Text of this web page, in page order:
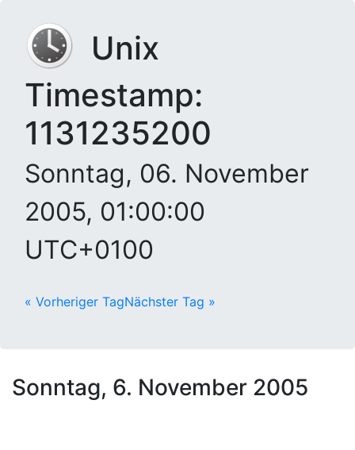
Unix
Timestamp:
1131235200
Sonntag, 06. November
2005, 01:00:00
UTC+0100
« Vorheriger TagNächster Tag »
Sonntag, 6. November 2005